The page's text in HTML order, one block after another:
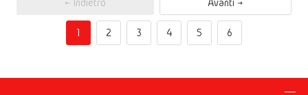
← Indietro Avanti →
1 2 3 4 5 6